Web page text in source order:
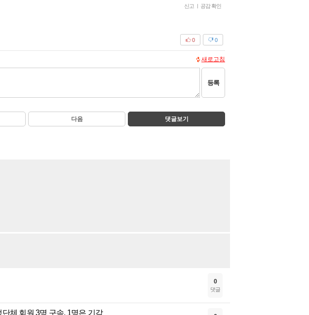
신고 | 공감 확인
0
0
새로고침
등록
다음 댓글보기
0
댓글
단체 회원 3명 구속, 1명은 기각